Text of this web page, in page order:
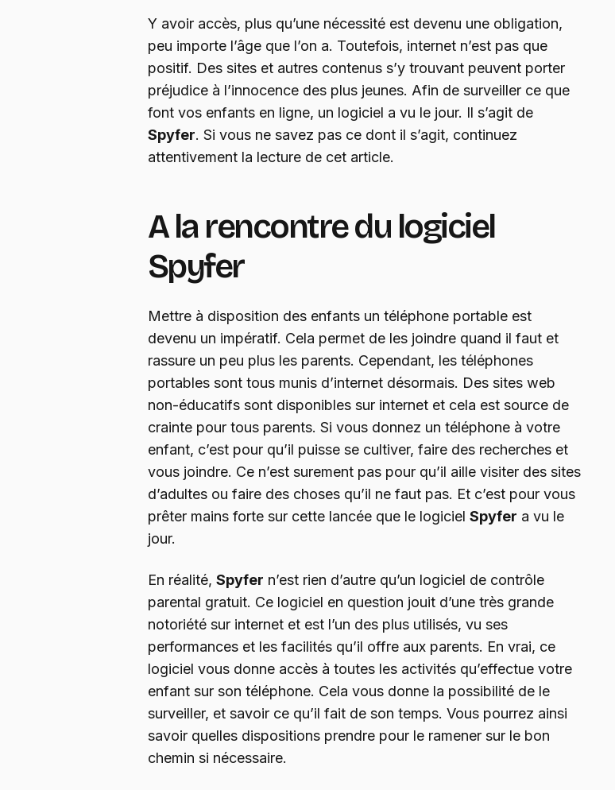
Y avoir accès, plus qu’une nécessité est devenu une obligation,
peu importe l’âge que l’on a. Toutefois, internet n’est pas que
positif. Des sites et autres contenus s’y trouvant peuvent porter
préjudice à l’innocence des plus jeunes. Afin de surveiller ce que
font vos enfants en ligne, un logiciel a vu le jour. Il s’agit de
Spyfer. Si vous ne savez pas ce dont il s’agit, continuez
attentivement la lecture de cet article.
A la rencontre du logiciel
Spyfer
Mettre à disposition des enfants un téléphone portable est
devenu un impératif. Cela permet de les joindre quand il faut et
rassure un peu plus les parents. Cependant, les téléphones
portables sont tous munis d’internet désormais. Des sites web
non-éducatifs sont disponibles sur internet et cela est source de
crainte pour tous parents. Si vous donnez un téléphone à votre
enfant, c’est pour qu’il puisse se cultiver, faire des recherches et
vous joindre. Ce n’est surement pas pour qu’il aille visiter des sites
d’adultes ou faire des choses qu’il ne faut pas. Et c’est pour vous
prêter mains forte sur cette lancée que le logiciel Spyfer a vu le
jour.
En réalité, Spyfer n’est rien d’autre qu’un logiciel de contrôle
parental gratuit. Ce logiciel en question jouit d’une très grande
notoriété sur internet et est l’un des plus utilisés, vu ses
performances et les facilités qu’il offre aux parents. En vrai, ce
logiciel vous donne accès à toutes les activités qu’effectue votre
enfant sur son téléphone. Cela vous donne la possibilité de le
surveiller, et savoir ce qu’il fait de son temps. Vous pourrez ainsi
savoir quelles dispositions prendre pour le ramener sur le bon
chemin si nécessaire.